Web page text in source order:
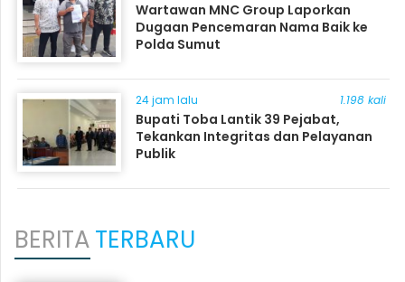
Wartawan MNC Group Laporkan
Dugaan Pencemaran Nama Baik ke
Polda Sumut
24 jam lalu 1.198 kali
Bupati Toba Lantik 39 Pejabat,
Tekankan Integritas dan Pelayanan
Publik
BERITATERBARU